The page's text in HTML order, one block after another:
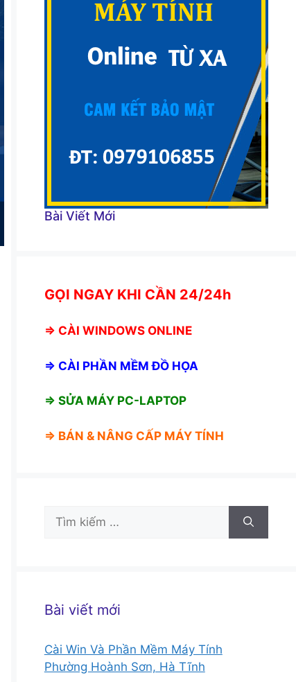
Bài Viết Mới
GỌI NGAY KHI CẦN 24/24h
⇒ CÀI WINDOWS ONLINE
⇒ CÀI PHẦN MỀM ĐỒ HỌA
⇒ SỬA MÁY PC-LAPTOP
⇒ BÁN & NÂNG CẤP MÁY TÍNH
Tìm
kiếm
Bài viết mới
Cài Win Và Phần Mềm Máy Tính
Phường Hoành Sơn, Hà Tĩnh